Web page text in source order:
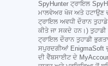
SpyHunter ਟ੍ਰਾਇਲ
ਮਾਲਵੇਅਰ ਖੋਜ ਅਤੇ ਹਟਾਉਣ
ਟ੍ਰਾਇਲ ਅਵਧੀ ਦੌਰਾਨ
ਕੀਤੇ ਜਾ ਸਕਦੇ ਹਨ।)
ਟ੍ਰਾਇਲ ਦੌਰਾਨ ਤੁਹਾਡੀ
ਸਪੁਰਦਗੀਆਂ EnigmaSoft
ਦੀ ਵੈੱਬਸਾਈਟ ਦੇ